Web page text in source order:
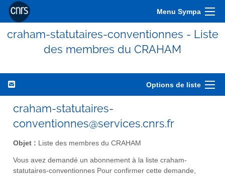
Menu Sympa
craham-statutaires-conventionnes - Liste
des membres du CRAHAM
Options de liste
craham-statutaires-
conventionnes@services.cnrs.fr
Objet : Liste des membres du CRAHAM
Vous avez demandé un abonnement à la liste craham-
statutaires-conventionnes Pour confirmer cette demande,